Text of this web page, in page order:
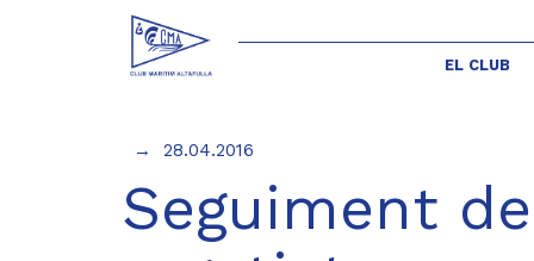
EL CLUB
28.04.2016
Seguiment